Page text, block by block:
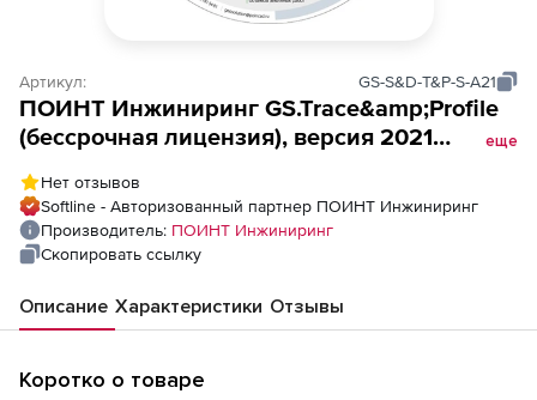
Артикул: GS-S&D-T&P-S-A21
ПОИНТ Инжиниринг GS.Trace&amp;Profile
(бессрочная лицензия), версия 2021
еще
Нет отзывов
Softline - Авторизованный партнер ПОИНТ Инжиниринг
Производитель: ПОИНТ Инжиниринг
Скопировать ссылку
Описание Характеристики Отзывы
Коротко о товаре